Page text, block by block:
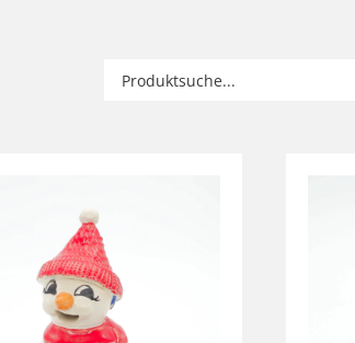
Suche